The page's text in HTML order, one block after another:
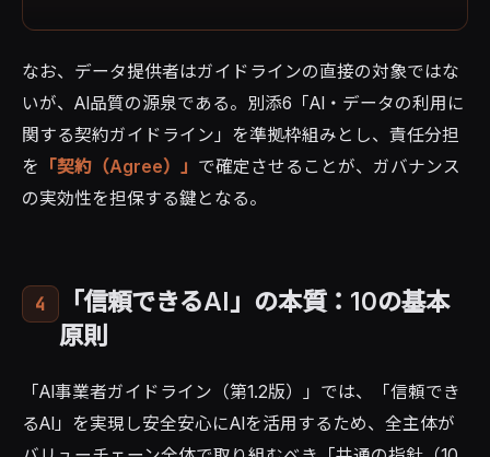
なお、データ提供者はガイドラインの直接の対象ではな
いが、AI品質の源泉である。別添6「AI・データの利用に
関する契約ガイドライン」を準拠枠組みとし、責任分担
を
「契約（Agree）」 で確定させることが、ガバナンス
の実効性を担保する鍵となる。
4 「信頼できるAI」の本質：10の基本
原則
「AI事業者ガイドライン（第1.2版）」では、「信頼でき
るAI」を実現し安全安心にAIを活用するため、全主体が